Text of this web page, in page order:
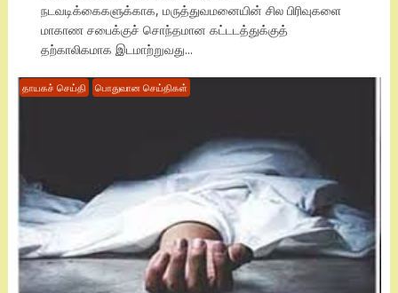
நடவடிக்கைகளுக்காக, மருத்துவமனையின் சில பிரிவுகளை
மாகாண சபைக்குச் சொந்தமான கட்டடத்துக்குத்
தற்காலிகமாக இடமாற்றுவது...
தாயகச் செய்தி பொதுவான செய்திகள்